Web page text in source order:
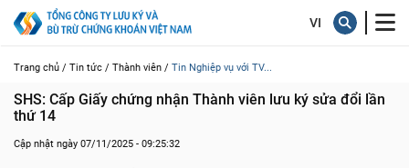
Trang chủ / Tin tức / Thành viên / Tin Nghiệp vụ với TV...
SHS: Cấp Giấy chứng nhận Thành viên lưu ký sửa đổi lần
thứ 14
Cập nhật ngày 07/11/2025 - 09:25:32